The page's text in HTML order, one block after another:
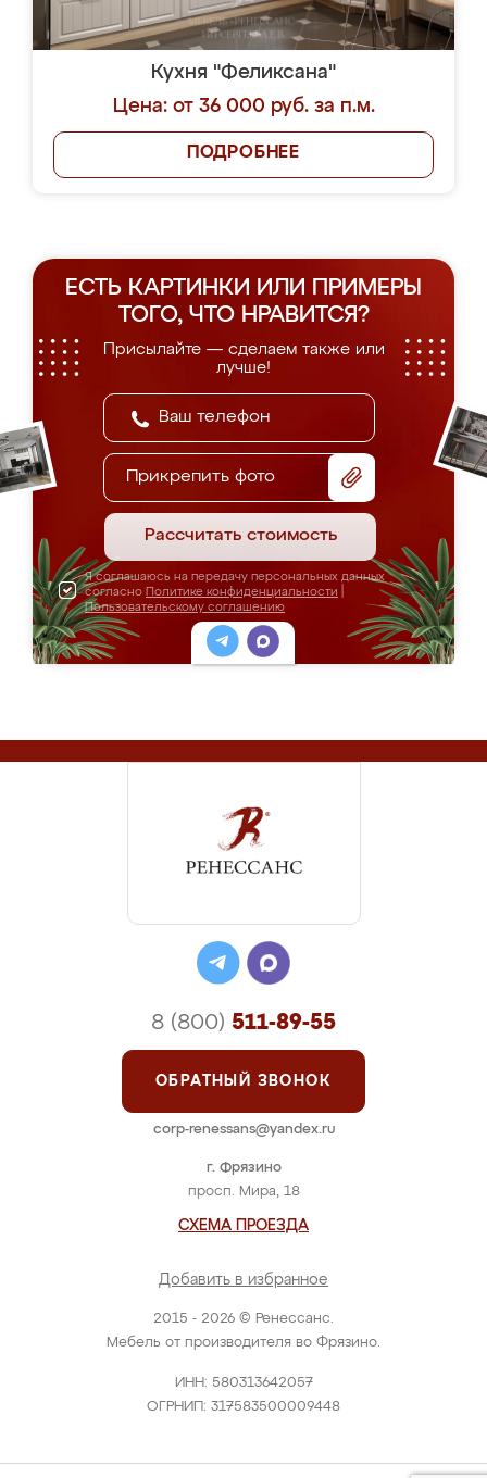
Кухня "Феликсана"
Цена: от 36 000 руб. за п.м.
ПОДРОБНЕЕ
ЕСТЬ КАРТИНКИ ИЛИ ПРИМЕРЫ
ТОГО, ЧТО НРАВИТСЯ?
Присылайте — сделаем также или
лучше!
Прикрепить фото
Рассчитать стоимость
Я соглашаюсь на передачу персональных данных
согласно Политике конфиденциальности
Пользовательскому соглашению
2015 - 2026 © Ренессанс.
Мебель от производителя во Фрязино.
ИНН: 580313642057
ОГРНИП: 317583500009448
г. Фрязино
просп. Мира, 18
СХЕМА ПРОЕЗДА
Добавить в избранное
8 (800) 511-89-55
ОБРАТНЫЙ ЗВОНОК
corp-renessans@yandex.ru